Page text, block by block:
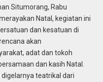
Situmorang, Rabu
Natal, kegiatan ini
dan kesatuan di
akan
adat dan tokoh
dan kasih Natal.
teatrikal dari